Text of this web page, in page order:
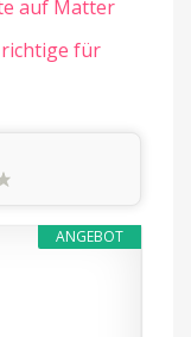
auf Matter
richtige für
ANGEBOT